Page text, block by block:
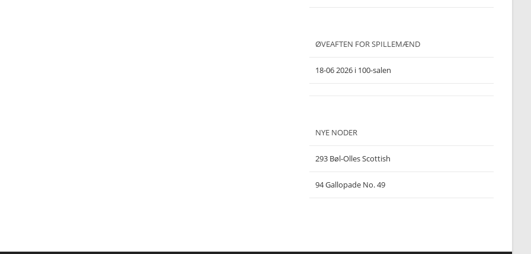
ØVEAFTEN FOR SPILLEMÆND
18-06 2026 i 100-salen
NYE NODER
293 Bøl-Olles Scottish
94 Gallopade No. 49